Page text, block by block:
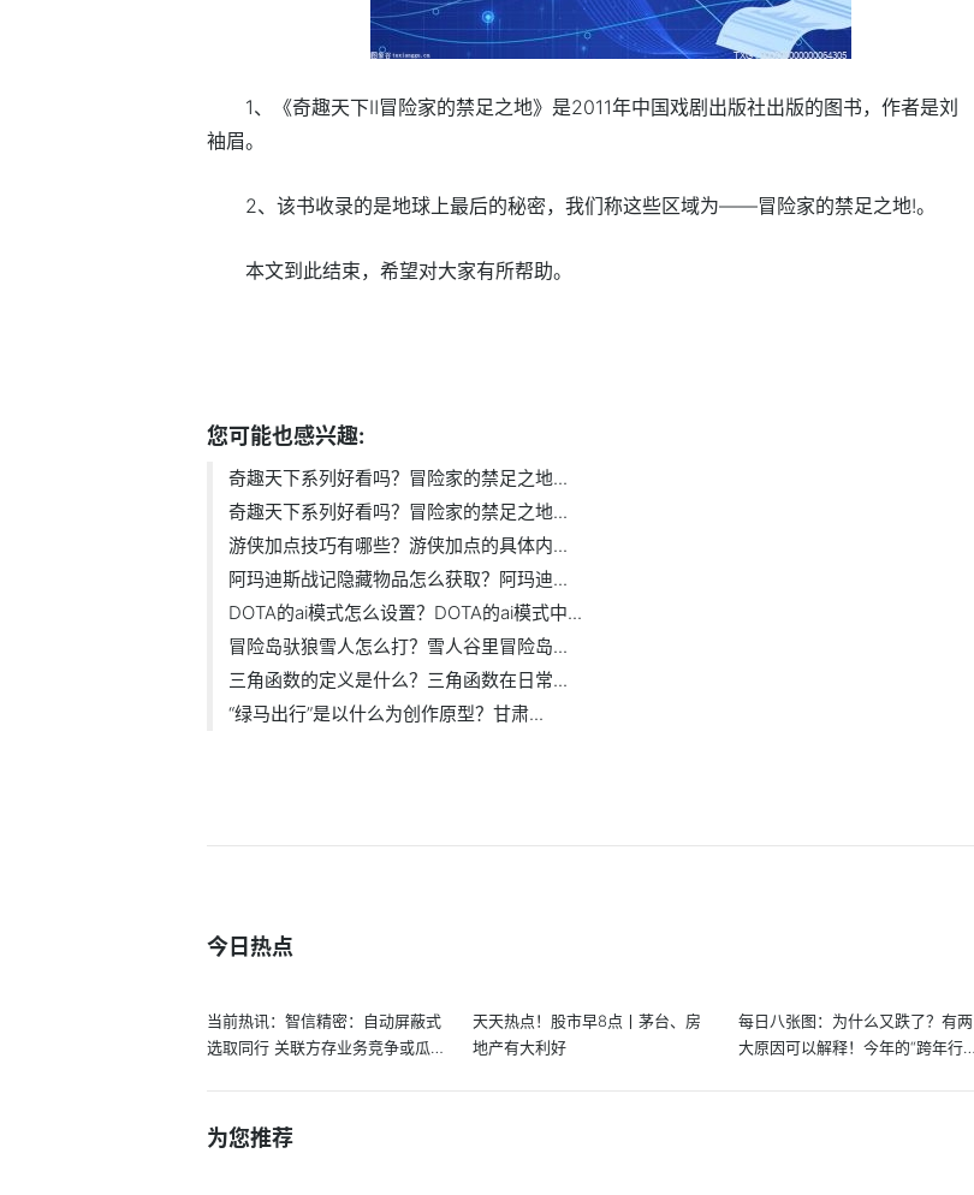
1、《奇趣天下Ⅱ冒险家的禁足之地》是2011年中国戏剧出版社出版的图书，作者是刘
袖眉。
2、该书收录的是地球上最后的秘密，我们称这些区域为——冒险家的禁足之地!。
本文到此结束，希望对大家有所帮助。
您可能也感兴趣:
奇趣天下系列好看吗？冒险家的禁足之地...
奇趣天下系列好看吗？冒险家的禁足之地...
游侠加点技巧有哪些？游侠加点的具体内...
阿玛迪斯战记隐藏物品怎么获取？阿玛迪...
DOTA的ai模式怎么设置？DOTA的ai模式中...
冒险岛驮狼雪人怎么打？雪人谷里冒险岛...
三角函数的定义是什么？三角函数在日常...
“绿马出行”是以什么为创作原型？甘肃...
今日热点
当前热讯：智信精密：自动屏蔽式
选取同行 关联方存业务竞争或瓜
天天热点！股市早8点丨茅台、房
地产有大利好
每日八张图：为什么又跌了？有两
大原因可以解释！今年的“跨年行
为您推荐